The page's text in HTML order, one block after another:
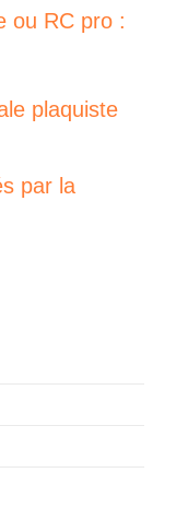
ou RC pro :
plaquiste
par la